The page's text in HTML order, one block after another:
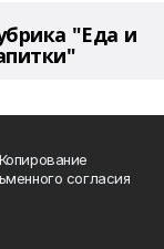
"Еда и
согласия